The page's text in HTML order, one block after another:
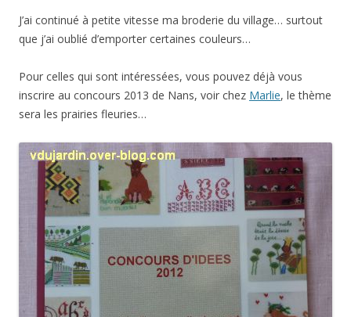
J’ai continué à petite vitesse ma broderie du village… surtout
que j’ai oublié d’emporter certaines couleurs…
Pour celles qui sont intéressées, vous pouvez déjà vous
inscrire au concours 2013 de Nans, voir chez Marlie, le thème
sera les prairies fleuries…